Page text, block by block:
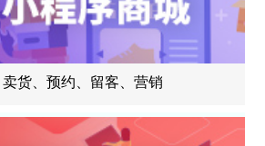
货、预约、留客、营销